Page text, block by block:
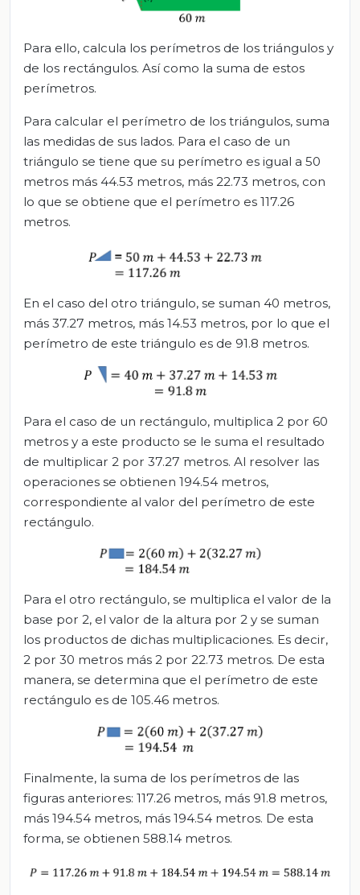
Para ello, calcula los perímetros de los triángulos y
de los rectángulos. Así como la suma de estos
perímetros.
Para calcular el perímetro de los triángulos, suma
las medidas de sus lados. Para el caso de un
triángulo se tiene que su perímetro es igual a 50
metros más 44.53 metros, más 22.73 metros, con
lo que se obtiene que el perímetro es 117.26
metros.
En el caso del otro triángulo, se suman 40 metros,
más 37.27 metros, más 14.53 metros, por lo que el
perímetro de este triángulo es de 91.8 metros.
Para el caso de un rectángulo, multiplica 2 por 60
metros y a este producto se le suma el resultado
de multiplicar 2 por 37.27 metros. Al resolver las
operaciones se obtienen 194.54 metros,
correspondiente al valor del perímetro de este
rectángulo.
Para el otro rectángulo, se multiplica el valor de la
base por 2, el valor de la altura por 2 y se suman
los productos de dichas multiplicaciones. Es decir,
2 por 30 metros más 2 por 22.73 metros. De esta
manera, se determina que el perímetro de este
rectángulo es de 105.46 metros.
Finalmente, la suma de los perímetros de las
figuras anteriores: 117.26 metros, más 91.8 metros,
más 194.54 metros, más 194.54 metros. De esta
forma, se obtienen 588.14 metros.